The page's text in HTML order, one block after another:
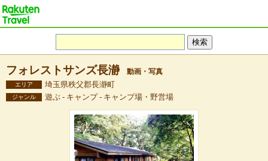
フォレストサンズ長瀞 動画・写真
エリア 埼玉県秩父郡長瀞町
ジャンル 遊ぶ - キャンプ - キャンプ場・野営場